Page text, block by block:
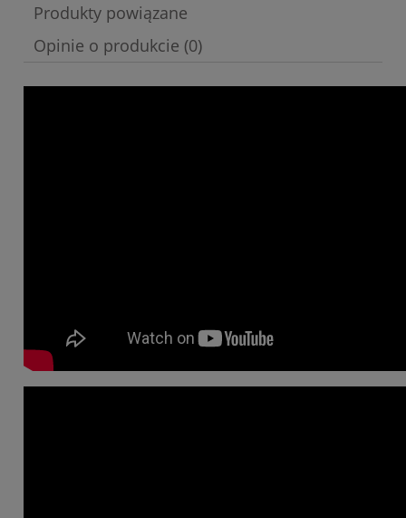
Produkty powiązane
Opinie o produkcie (0)